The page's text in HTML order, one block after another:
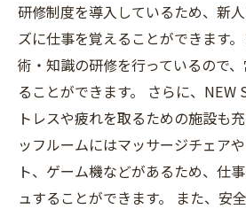
研修制度を導入しているため、新
ズに仕事を覚えることができます
術・知識の研修を行っているので
ることができます。 さらに、NEW
トレスや疲れを取るための施設も
ッフルームにはマッサージチェア
ト、ゲーム機などがあるため、仕
ュすることができます。 また、安